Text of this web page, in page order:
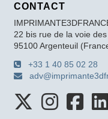
CONTACT
22 bis rue de la voie
95100 Argenteuil
+33 1 40 85 02 28